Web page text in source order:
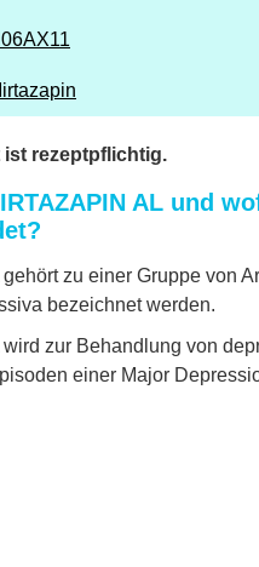
ist rezeptpflichtig.
AL und
zu einer Gruppe von
bezeichnet werden.
zur Behandlung von
einer Major